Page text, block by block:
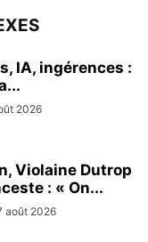
IA, ingérences :
2026
Violaine Dutrop
: « On...
août 2026